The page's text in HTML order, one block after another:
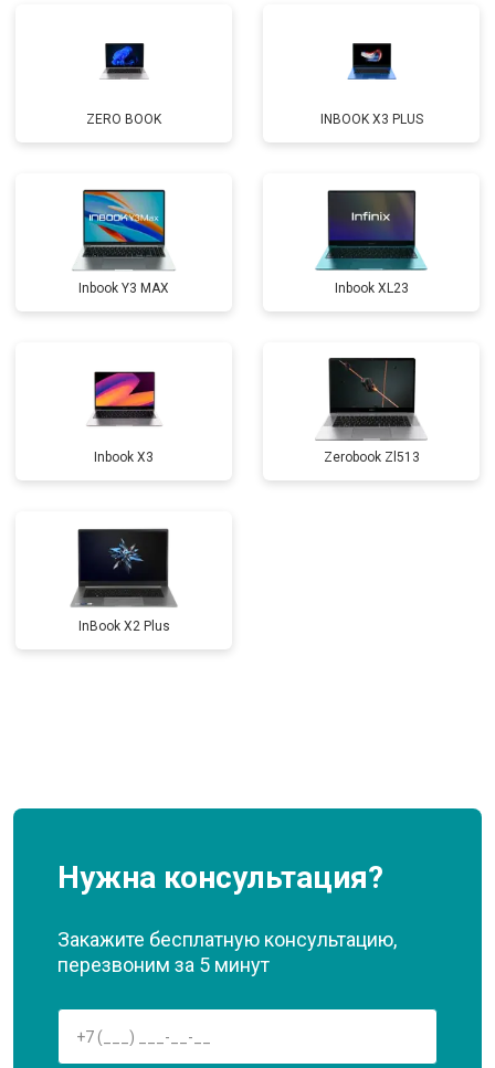
Замена микрофона от 2600 ₽ Заказать
Замена оперативной памяти от 1100 ₽ Заказать
Прошивка BIOS от 1500 ₽ Заказать
Ремонт петель от 3990 ₽
ZERO BOOK INBOOK X3 PLUS
Inbook Y3 MAX Inbook XL23
Inbook X3 Zerobook Zl513
InBook X2 Plus
Нужна консультация?
Закажите бесплатную консультацию,
перезвоним за 5 минут